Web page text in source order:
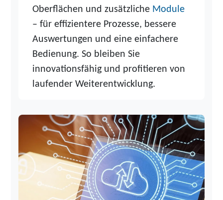
Oberflächen und zusätzliche Module
– für effizientere Prozesse, bessere
Auswertungen und eine einfachere
Bedienung. So bleiben Sie
innovationsfähig und profitieren von
laufender Weiterentwicklung.